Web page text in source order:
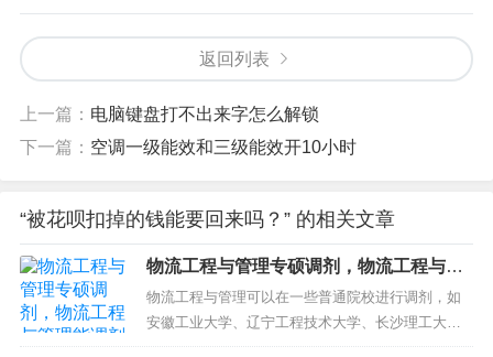
‌朋友转账误入账户被秒扣‌
联系支付宝客服（95188）说明情况，提
供转账记录、聊天截图等证据‌。
返回列表
上一篇： 电脑键盘打不出来字怎么解锁
下一篇： 空调一级能效和三级能效开10小时
“被花呗扣掉的钱能要回来吗？” 的相关文章
物流工程与管理专硕调剂，物流工程与管
理能调剂吗
物流工程与管理可以在一些普通院校进行调剂，如
安徽工业大学、辽宁工程技术大学、长沙理工大学
等。可以通过查询往年调剂信息或咨询院校了解最